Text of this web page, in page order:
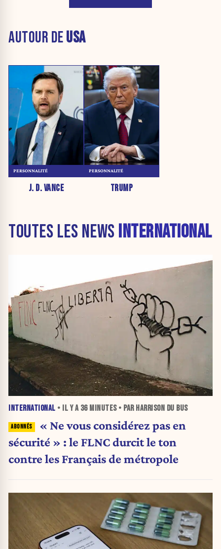
AUTOUR DEUSA
J. D. VANCE
PERSONNALITÉ
TRUMP
PERSONNALITÉ
TOUTES LES NEWS INTERNATIONAL
INTERNATIONAL • IL Y A 36 MINUTES• PAR HARRISON DU BUS
« Ne vous considérez pas en
sécurité » : le FLNC durcit le ton
contre les Français de métropole